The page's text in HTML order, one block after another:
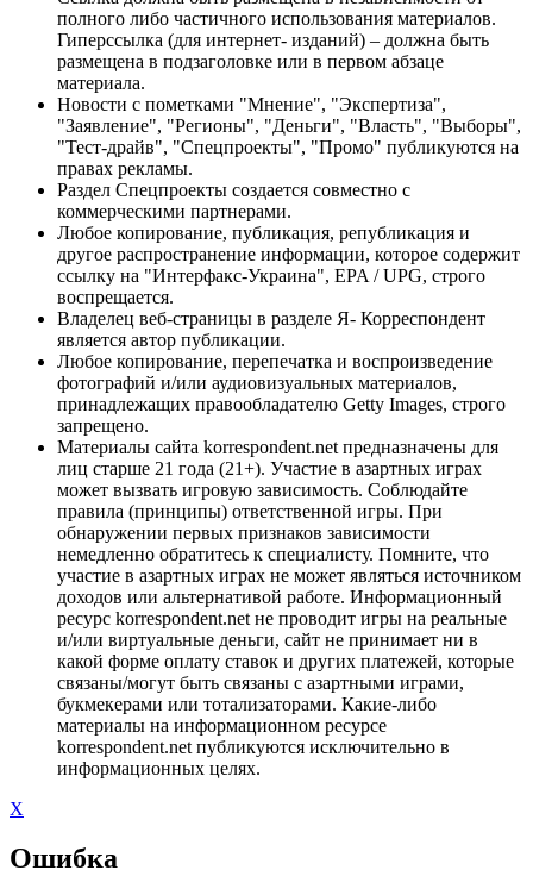
полного либо частичного использования материалов.
Гиперссылка (для интернет- изданий) – должна быть
размещена в подзаголовке или в первом абзаце
материала.
Новости с пометками "Мнение", "Экспертиза",
"Заявление", "Регионы", "Деньги", "Власть", "Выборы",
"Тест-драйв", "Спецпроекты", "Промо" публикуются на
правах рекламы.
Раздел Спецпроекты создается совместно с
коммерческими партнерами.
Любое копирование, публикация, републикация и
другое распространение информации, которое содержит
ссылку на "Интерфакс-Украина", EPA / UPG, строго
воспрещается.
Владелец веб-страницы в разделе Я- Корреспондент
является автор публикации.
Любое копирование, перепечатка и воспроизведение
фотографий и/или аудиовизуальных материалов,
принадлежащих правообладателю Getty Images, строго
запрещено.
Материалы сайта korrespondent.net предназначены для
лиц старше 21 года (21+). Участие в азартных играх
может вызвать игровую зависимость. Соблюдайте
правила (принципы) ответственной игры. При
обнаружении первых признаков зависимости
немедленно обратитесь к специалисту. Помните, что
участие в азартных играх не может являться источником
доходов или альтернативой работе. Информационный
ресурс korrespondent.net не проводит игры на реальные
и/или виртуальные деньги, сайт не принимает ни в
какой форме оплату ставок и других платежей, которые
связаны/могут быть связаны с азартными играми,
букмекерами или тотализаторами. Какие-либо
материалы на информационном ресурсе
korrespondent.net публикуются исключительно в
информационных целях.
X
Ошибка